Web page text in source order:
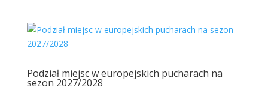
Podział miejsc w europejskich pucharach na
sezon 2027/2028